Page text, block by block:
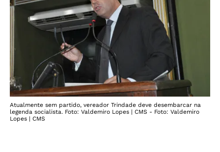
Atualmente sem partido, vereador Trindade deve desembarcar na
legenda socialista. Foto: Valdemiro Lopes | CMS - Foto: Valdemiro
Lopes | CMS